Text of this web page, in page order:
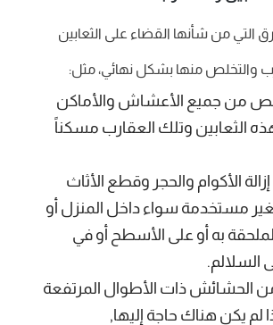
من شأنها القضاء على الثعابين
والتخلص منها بشكل نهائي، مثل:
من جميع الأعشاش والأماكن
الثعابين وتلك العقارب مسكناً
الأكوام والحجر وقطع الأثاث
مستخدمة سواء داخل المنزل أو
به أو على الأسطح أو في
السلالم.
الحشائش ذات الأطوال المرتفعة
لم يكن هناك حاجة إليها,